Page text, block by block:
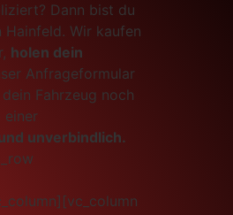
Dann bist du
Hainfeld. Wir kaufen
holen dein
Anfrageformular
Fahrzeug noch
einer
unverbindlich.